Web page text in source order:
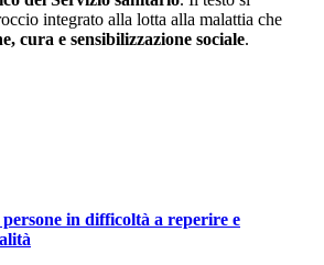
integrato alla lotta alla malattia che
cura e sensibilizzazione sociale.
in difficoltà a reperire e